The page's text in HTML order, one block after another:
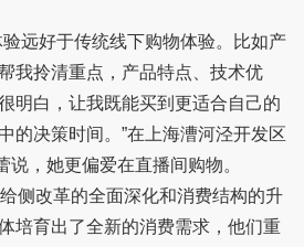
远好于传统线下购物体验。比如产
我拎清重点，产品特点、技术优
明白，让我既能买到更适合自己的
的决策时间。”在上海漕河泾开发区
说，她更偏爱在直播间购物。
侧改革的全面深化和消费结构的升
培育出了全新的消费需求，他们重